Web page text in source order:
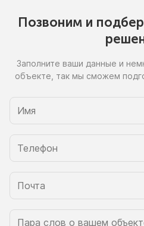
Позвоним и
Заполните ваши данные и
объекте, так мы сможем